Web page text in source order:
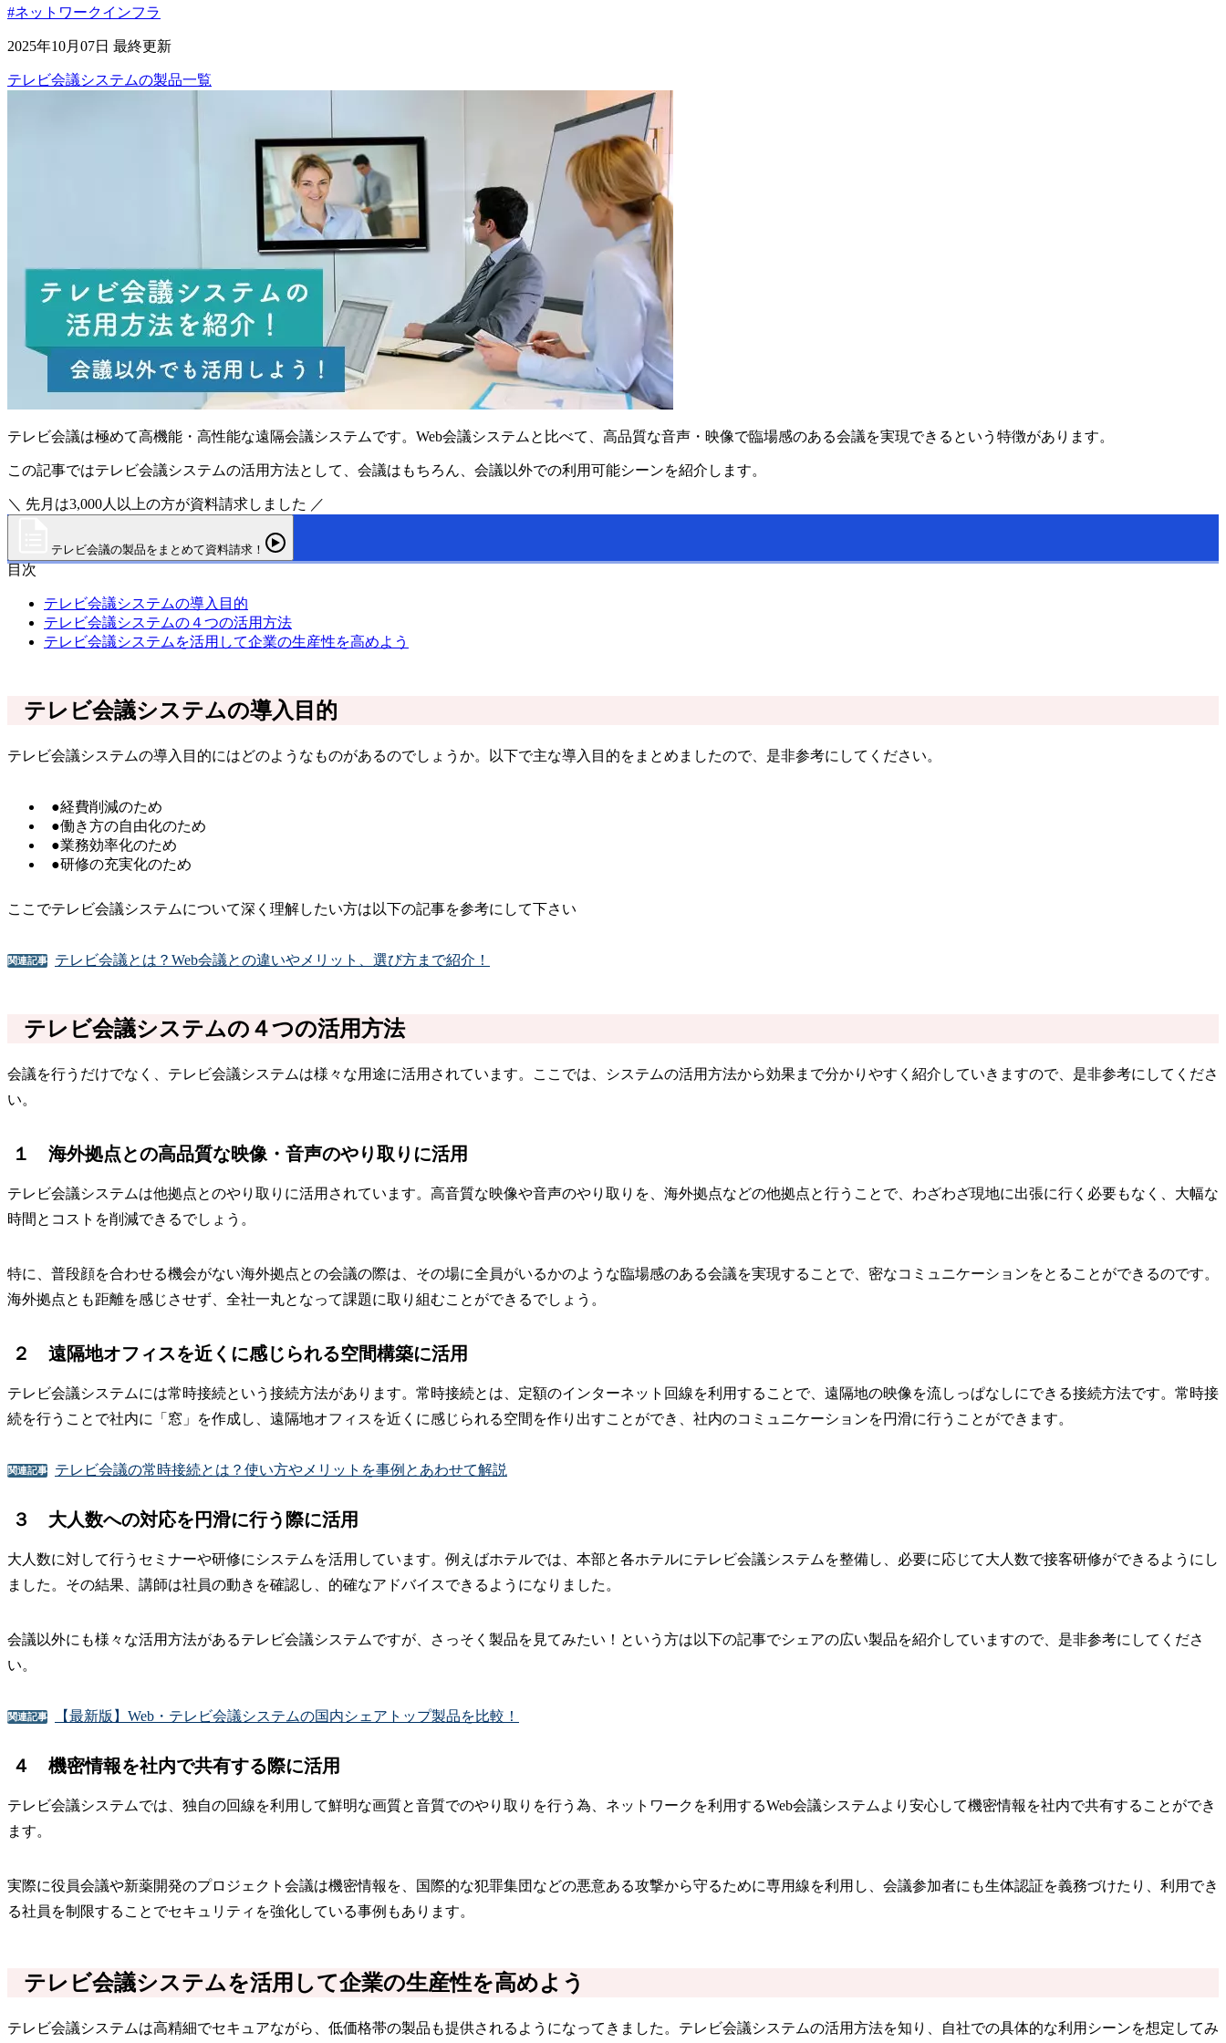
#ネットワークインフラ
2025年10月07日 最終更新
テレビ会議システムの製品一覧
テレビ会議は極めて高機能・高性能な遠隔会議システムです。Web会議システムと比べて、高品質な音声・映像で臨場感のある会議を実現できるという特徴があります。
この記事ではテレビ会議システムの活用方法として、会議はもちろん、会議以外での利用可能シーンを紹介します。
＼ 先月は3,000人以上の方が資料請求しました ／
テレビ会議の製品をまとめて資料請求！
目次
テレビ会議システムの導入目的
テレビ会議システムの４つの活用方法
テレビ会議システムを活用して企業の生産性を高めよう
テレビ会議システムの導入目的
テレビ会議システムの導入目的にはどのようなものがあるのでしょうか。以下で主な導入目的をまとめましたので、是非参考にしてください。
●経費削減のため
●働き方の自由化のため
●業務効率化のため
●研修の充実化のため
ここでテレビ会議システムについて深く理解したい方は以下の記事を参考にして下さい
関連記事 テレビ会議とは？Web会議との違いやメリット、選び方まで紹介！
テレビ会議システムの４つの活用方法
会議を行うだけでなく、テレビ会議システムは様々な用途に活用されています。ここでは、システムの活用方法から効果まで分かりやすく紹介していきますので、是非参考にしてくださ
い。
１ 海外拠点との高品質な映像・音声のやり取りに活用
テレビ会議システムは他拠点とのやり取りに活用されています。高音質な映像や音声のやり取りを、海外拠点などの他拠点と行うことで、わざわざ現地に出張に行く必要もなく、大幅な
時間とコストを削減できるでしょう。
特に、普段顔を合わせる機会がない海外拠点との会議の際は、その場に全員がいるかのような臨場感のある会議を実現することで、密なコミュニケーションをとることができるのです。
海外拠点とも距離を感じさせず、全社一丸となって課題に取り組むことができるでしょう。
２ 遠隔地オフィスを近くに感じられる空間構築に活用
テレビ会議システムには常時接続という接続方法があります。常時接続とは、定額のインターネット回線を利用することで、遠隔地の映像を流しっぱなしにできる接続方法です。常時接
続を行うことで社内に「窓」を作成し、遠隔地オフィスを近くに感じられる空間を作り出すことができ、社内のコミュニケーションを円滑に行うことができます。
関連記事 テレビ会議の常時接続とは？使い方やメリットを事例とあわせて解説
３ 大人数への対応を円滑に行う際に活用
大人数に対して行うセミナーや研修にシステムを活用しています。例えばホテルでは、本部と各ホテルにテレビ会議システムを整備し、必要に応じて大人数で接客研修ができるようにし
ました。その結果、講師は社員の動きを確認し、的確なアドバイスできるようになりました。
会議以外にも様々な活用方法があるテレビ会議システムですが、さっそく製品を見てみたい！という方は以下の記事でシェアの広い製品を紹介していますので、是非参考にしてくださ
い。
関連記事 【最新版】Web・テレビ会議システムの国内シェアトップ製品を比較！
４ 機密情報を社内で共有する際に活用
テレビ会議システムでは、独自の回線を利用して鮮明な画質と音質でのやり取りを行う為、ネットワークを利用するWeb会議システムより安心して機密情報を社内で共有することができ
ます。
実際に役員会議や新薬開発のプロジェクト会議は機密情報を、国際的な犯罪集団などの悪意ある攻撃から守るために専用線を利用し、会議参加者にも生体認証を義務づけたり、利用でき
る社員を制限することでセキュリティを強化している事例もあります。
テレビ会議システムを活用して企業の生産性を高めよう
テレビ会議システムは高精細でセキュアながら、低価格帯の製品も提供されるようになってきました。テレビ会議システムの活用方法を知り、自社での具体的な利用シーンを想定してみ